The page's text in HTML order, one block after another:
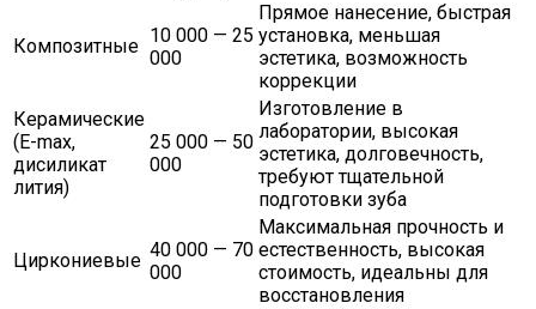
Композитные 10 000 — 25
000
Прямое нанесение, быстрая
установка, меньшая
эстетика, возможность
коррекции
Керамические
(E-max,
дисиликат
лития)
25 000 — 50
000
Изготовление в
лаборатории, высокая
эстетика, долговечность,
требуют тщательной
подготовки зуба
Циркониевые 40 000 — 70
000
Максимальная прочность и
естественность, высокая
стоимость, идеальны для
восстановления